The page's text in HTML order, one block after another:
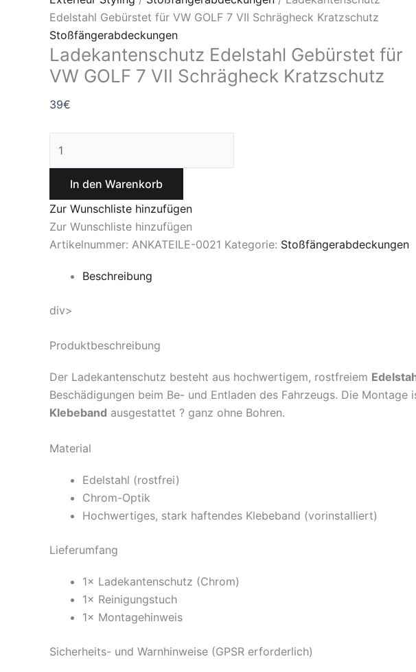
Edelstahl Gebürstet für VW GOLF 7 VII Schrägheck Kratzschutz
Stoßfängerabdeckungen
Ladekantenschutz Edelstahl Gebürstet für
VW GOLF 7 VII Schrägheck Kratzschutz
39€
In den Warenkorb
Zur Wunschliste hinzufügen
Zur Wunschliste hinzufügen
Artikelnummer: ANKATEILE-0021 Kategorie: Stoßfängerabdeckungen
Beschreibung
div>
Produktbeschreibung
Der Ladekantenschutz besteht aus hochwertigem, rostfreiem
Beschädigungen beim Be- und Entladen des Fahrzeugs. Die
Klebeband ausgestattet ? ganz ohne Bohren.
Material
Edelstahl (rostfrei)
Chrom-Optik
Hochwertiges, stark haftendes Klebeband (vorinstalliert)
Lieferumfang
1× Ladekantenschutz (Chrom)
1× Reinigungstuch
1× Montagehinweis
Sicherheits- und Warnhinweise (GPSR erforderlich)